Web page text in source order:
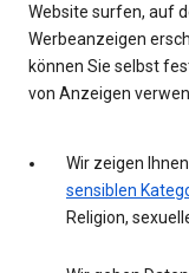
Website surfen, auf
Werbeanzeigen
können Sie selbst
von Anzeigen
Wir zeigen
sensiblen
Religion,